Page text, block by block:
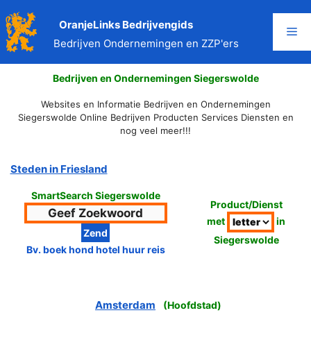
naar
de
inhoud
OranjeLinks Bedrijvengids
Bedrijven Ondernemingen en ZZP'ers
Bedrijven en Ondernemingen Siegerswolde
Websites en Informatie Bedrijven en Ondernemingen
Siegerswolde Online Bedrijven Producten Services Diensten en
nog veel meer!!!
Steden in Friesland
SmartSearch Siegerswolde
Bv. boek hond hotel huur reis
Product/Dienst
met
in
Siegerswolde
Amsterdam (Hoofdstad)